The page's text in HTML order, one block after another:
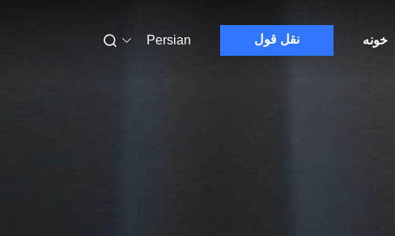
خونه نقل قول Persian